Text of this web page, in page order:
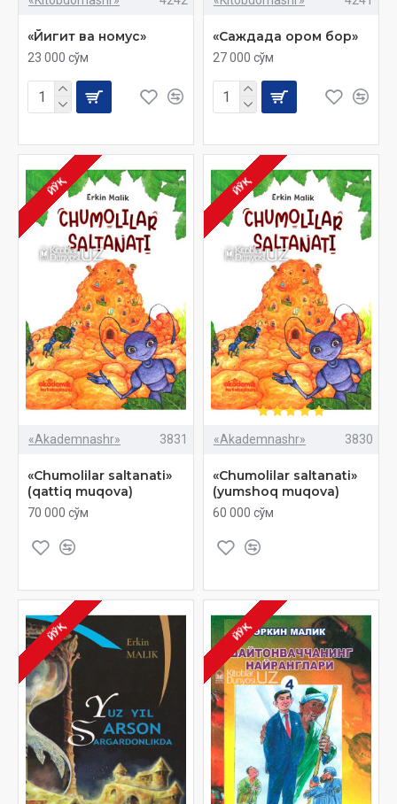
«Йигит ва номус»
23 000 сўм
«Саждада ором бор»
27 000 сўм
ЙЎҚ
«Akademnashr» 3831
«Chumolilar saltanati»
(qattiq muqova)
70 000 сўм
ЙЎҚ
«Akademnashr» 3830
«Chumolilar saltanati»
(yumshoq muqova)
60 000 сўм
ЙЎҚ ЙЎҚ